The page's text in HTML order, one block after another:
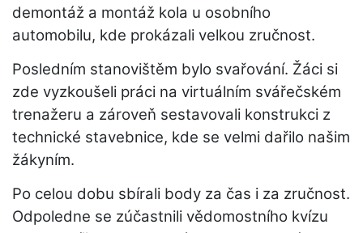
demontáž a montáž kola u osobního
automobilu, kde prokázali velkou zručnost.
Posledním stanovištěm bylo svařování. Žáci si
zde vyzkoušeli práci na virtuálním svářečském
trenažeru a zároveň sestavovali konstrukci z
technické stavebnice, kde se velmi dařilo našim
žákyním.
Po celou dobu sbírali body za čas i za zručnost.
Odpoledne se zúčastnili vědomostního kvízu